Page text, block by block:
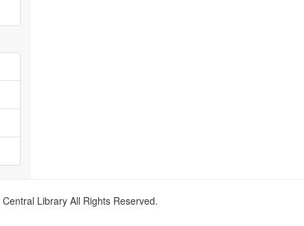
Library All Rights Reserved.